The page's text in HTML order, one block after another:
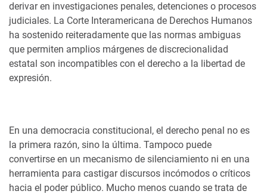
derivar en investigaciones penales, detenciones o procesos
judiciales. La Corte Interamericana de Derechos Humanos
ha sostenido reiteradamente que las normas ambiguas
que permiten amplios márgenes de discrecionalidad
estatal son incompatibles con el derecho a la libertad de
expresión.
En una democracia constitucional, el derecho penal no es
la primera razón, sino la última. Tampoco puede
convertirse en un mecanismo de silenciamiento ni en una
herramienta para castigar discursos incómodos o críticos
hacia el poder público. Mucho menos cuando se trata de